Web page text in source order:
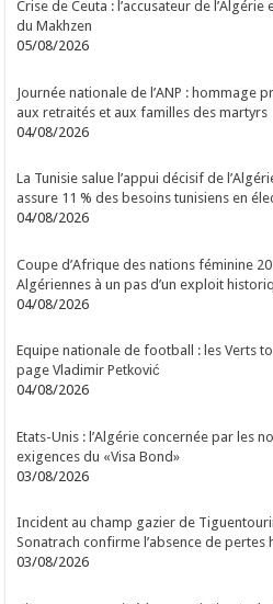
Crise de Ceuta : l’accusateur de l’Algérie
du Makhzen
05/08/2026
Journée nationale de l’ANP : hommage
aux retraités et aux familles des martyrs
04/08/2026
La Tunisie salue l’appui décisif de
assure 11 % des besoins tunisiens en
04/08/2026
Coupe d’Afrique des nations féminine
Algériennes à un pas d’un exploit
04/08/2026
Equipe nationale de football : les Verts
page Vladimir Petković
04/08/2026
Etats-Unis : l’Algérie concernée par les
exigences du «Visa Bond»
03/08/2026
Incident au champ gazier de
Sonatrach confirme l’absence de pertes
03/08/2026